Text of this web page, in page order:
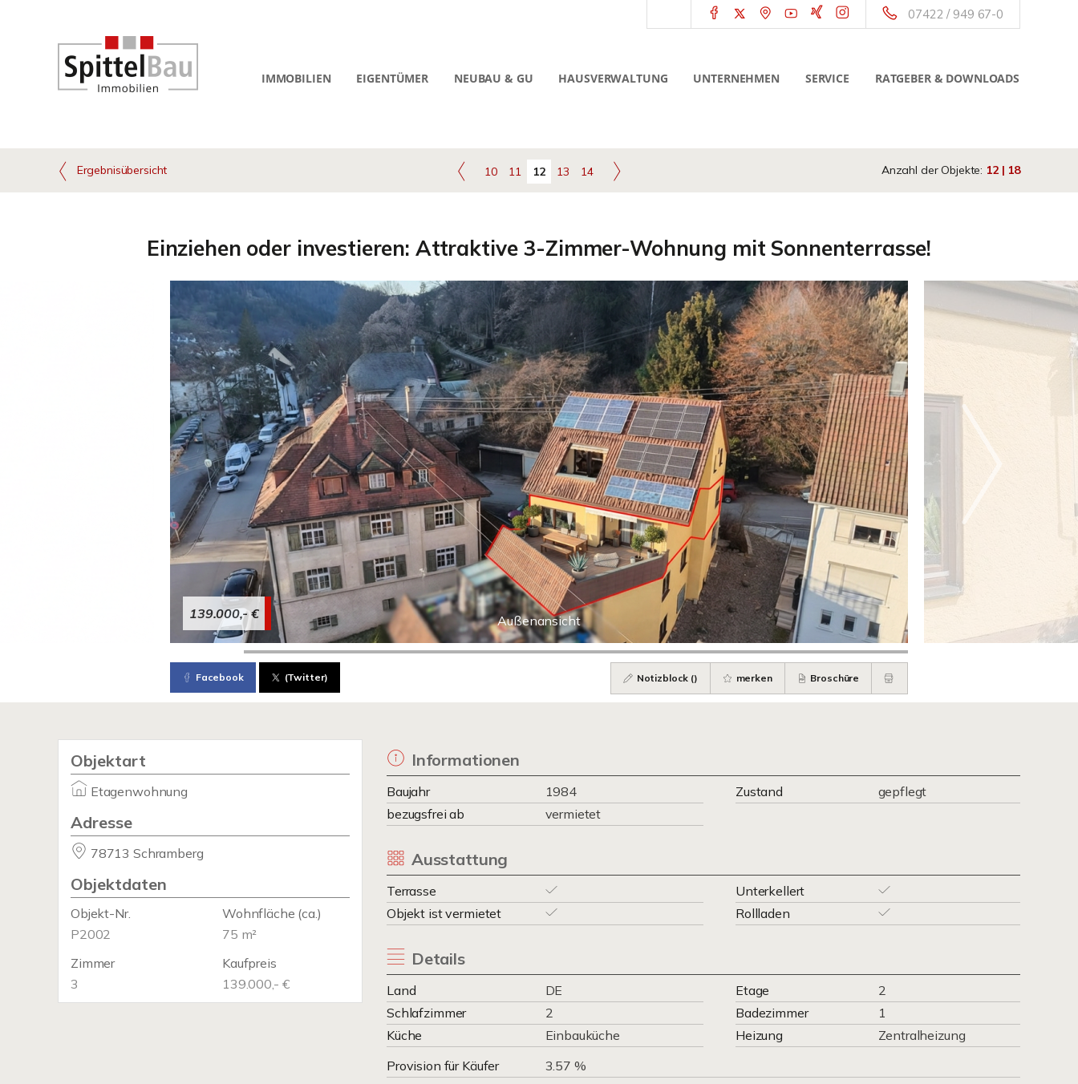
07422 / 949 67-0
IMMOBILIEN EIGENTÜMER NEUBAU & GU HAUSVERWALTUNG UNTERNEHMEN SERVICE RATGEBER & DOWNLOADS
Ergebnisübersicht 10 11 12 13 14 Anzahl der Objekte: 12 | 18
Einziehen oder investieren: Attraktive 3-Zimmer-Wohnung mit Sonnenterrasse!
Außenansicht
139.000,- €
Facebook (Twitter) Notizblock () merken Broschüre
Objektart
Etagenwohnung
Adresse
78713 Schramberg
Objektdaten
Objekt-Nr.
P2002
Wohnfläche (ca.)
75 m²
Zimmer
3
Kaufpreis
139.000,- €
Informationen
Baujahr 1984 Zustand
gepflegt
bezugsfrei ab
vermietet
Ausstattung
Terrasse
Unterkellert
Objekt ist vermietet
Rollladen
Details
Land DE Etage
2
Schlafzimmer
2 Badezimmer
1
Küche
Einbauküche Heizung
Zentralheizung
Provision für Käufer
3.57 %